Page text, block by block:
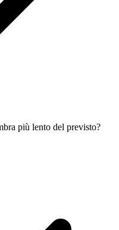
più lento del previsto?